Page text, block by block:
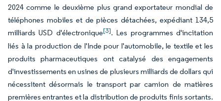
2024 comme le deuxième plus grand exportateur mondial de
téléphones mobiles et de pièces détachées, expédiant 134,5
milliards USD d'électronique[3]. Les programmes d'incitation
liés à la production de l'Inde pour l'automobile, le textile et les
produits pharmaceutiques ont catalysé des engagements
d'investissements en usines de plusieurs milliards de dollars qui
nécessitent désormais le transport par camion de matières
premières entrantes et la distribution de produits finis sortants.